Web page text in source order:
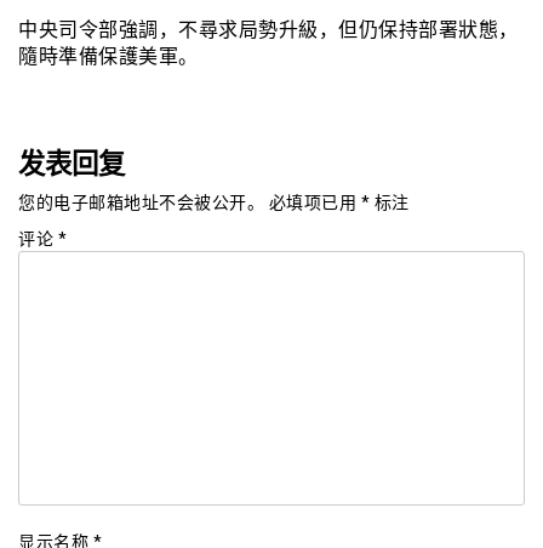
中央司令部強調，不尋求局勢升級，但仍保持部署狀態，
隨時準備保護美軍。
发表回复
您的电子邮箱地址不会被公开。 必填项已用 * 标注
评论 *
显示名称 *